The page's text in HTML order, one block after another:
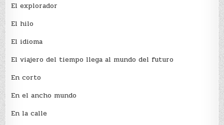
El explorador
El hilo
El idioma
El viajero del tiempo llega al mundo del futuro
En corto
En el ancho mundo
En la calle